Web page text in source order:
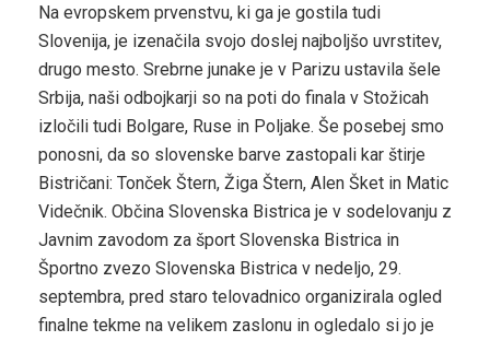
Na evropskem prvenstvu, ki ga je gostila tudi
Slovenija, je izenačila svojo doslej najboljšo uvrstitev,
drugo mesto. Srebrne junake je v Parizu ustavila šele
Srbija, naši odbojkarji so na poti do finala v Stožicah
izločili tudi Bolgare, Ruse in Poljake. Še posebej smo
ponosni, da so slovenske barve zastopali kar štirje
Bistričani: Tonček Štern, Žiga Štern, Alen Šket in Matic
Videčnik. Občina Slovenska Bistrica je v sodelovanju z
Javnim zavodom za šport Slovenska Bistrica in
Športno zvezo Slovenska Bistrica v nedeljo, 29.
septembra, pred staro telovadnico organizirala ogled
finalne tekme na velikem zaslonu in ogledalo si jo je